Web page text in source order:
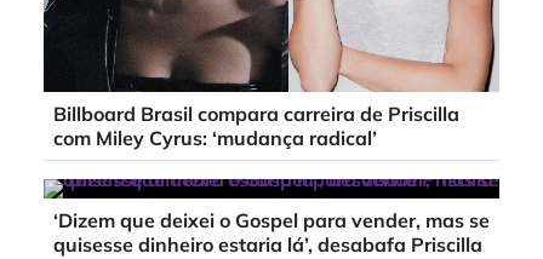
Billboard Brasil compara carreira de Priscilla
com Miley Cyrus: ‘mudança radical’
‘Dizem que deixei o Gospel para vender, mas se
quisesse dinheiro estaria lá’, desabafa Priscilla